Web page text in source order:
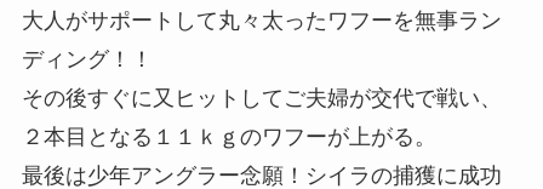
大人がサポートして丸々太ったワフーを無事ラン
ディング！！
その後すぐに又ヒットしてご夫婦が交代で戦い、
２本目となる１１ｋｇのワフーが上がる。
最後は少年アングラー念願！シイラの捕獲に成功